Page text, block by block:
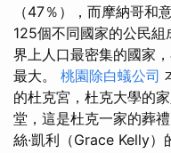
（47％），而摩納哥和
125個不同國家的公民組
界上人口最密集的國家
最大。 桃園除白蟻公司
的杜克宮，杜克大學的
堂，這是杜克一家的葬禮
絲·凱利（Grace Kelly）